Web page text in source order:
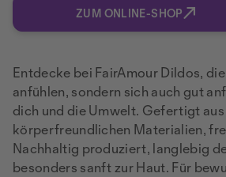
ZUM ONLINE-SHOP
Entdecke bei FairAmour Dildos,
anfühlen, sondern sich auch gut
dich und die Umwelt. Gefertigt
körperfreundlichen Materialien,
Nachhaltig produziert, langlebig
besonders sanft zur Haut. Für